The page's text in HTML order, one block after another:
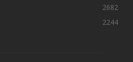
2682
2244